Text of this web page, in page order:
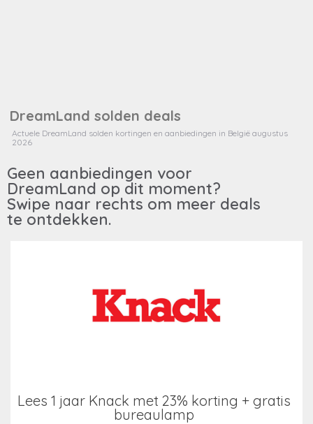
Info
DreamLand solden deals
Actuele DreamLand solden kortingen en aanbiedingen in België augustus
2026
Geen aanbiedingen voor
DreamLand op dit moment?
Swipe naar rechts om meer deals
te ontdekken.
Lees 1 jaar Knack met 23% korting + gratis
bureaulamp